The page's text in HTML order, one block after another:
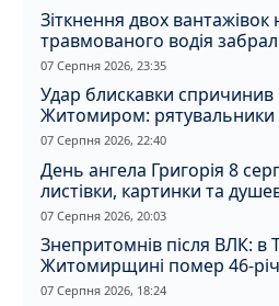
Зіткнення двох вантажівок
травмованого водія
07 Серпня 2026, 23:35
Удар блискавки
Житомиром: рятувальники
кота
07 Серпня 2026, 22:40
День ангела Григорія 8
листівки, картинки та
07 Серпня 2026, 20:03
Знепритомнів після ВЛК: в
Житомирщині помер 46-
07 Серпня 2026, 18:24